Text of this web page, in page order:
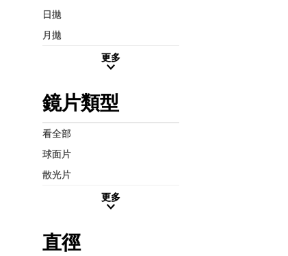
日拋
月拋
更多
鏡片類型
看全部
球面片
散光片
更多
直徑